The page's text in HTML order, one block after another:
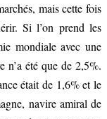
mais cette fois
Si l’on prend les
mondiale avec une
n’a été que de 2,5%.
était de 1,6% et le
navire amiral de